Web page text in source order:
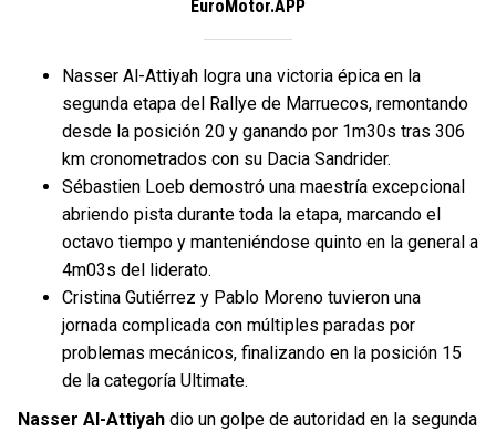
EuroMotor.APP
Nasser Al-Attiyah logra una victoria épica en la
segunda etapa del Rallye de Marruecos, remontando
desde la posición 20 y ganando por 1m30s tras 306
km cronometrados con su Dacia Sandrider.
Sébastien Loeb demostró una maestría excepcional
abriendo pista durante toda la etapa, marcando el
octavo tiempo y manteniéndose quinto en la general a
4m03s del liderato.
Cristina Gutiérrez y Pablo Moreno tuvieron una
jornada complicada con múltiples paradas por
problemas mecánicos, finalizando en la posición 15
de la categoría Ultimate.
Nasser Al-Attiyah dio un golpe de autoridad en la segunda